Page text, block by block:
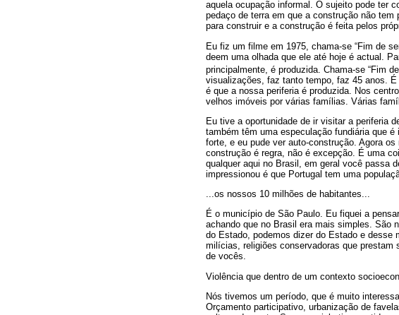
aquela ocupação informal. O sujeito pode ter
pedaço de terra em que a construção não
para construir e a construção é feita pelos
Eu fiz um filme em 1975, chama-se “Fim de
deem uma olhada que ele até hoje é actual.
principalmente, é produzida. Chama-se “Fim
visualizações, faz tanto tempo, faz 45 anos.
é que a nossa periferia é produzida. Nos
velhos imóveis por várias famílias. Várias
Eu tive a oportunidade de ir visitar a periferia
também têm uma especulação fundiária que
forte, e eu pude ver auto-construção. Agora
construção é regra, não é excepção. É uma
qualquer aqui no Brasil, em geral você passa
impressionou é que Portugal tem uma
...os nossos 10 milhões de habitantes...
É o município de São Paulo. Eu fiquei a
achando que no Brasil era mais simples. São
do Estado, podemos dizer do Estado e desse
milícias, religiões conservadoras que
de vocês.
Violência que dentro de um contexto
Nós tivemos um período, que é muito
Orçamento participativo, urbanização de